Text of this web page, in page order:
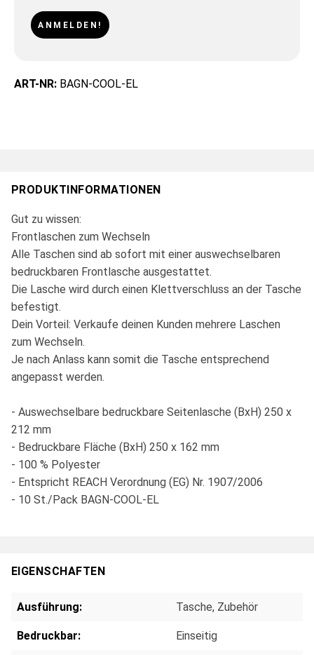
ANMELDEN!
ART-NR: BAGN-COOL-EL
PRODUKTINFORMATIONEN
Gut zu wissen:
Frontlaschen zum Wechseln
Alle Taschen sind ab sofort mit einer auswechselbaren
bedruckbaren Frontlasche ausgestattet.
Die Lasche wird durch einen Klettverschluss an der Tasche
befestigt.
Dein Vorteil: Verkaufe deinen Kunden mehrere Laschen
zum Wechseln.
Je nach Anlass kann somit die Tasche entsprechend
angepasst werden.
- Auswechselbare bedruckbare Seitenlasche (BxH) 250 x
212 mm
- Bedruckbare Fläche (BxH) 250 x 162 mm
- 100 % Polyester
- Entspricht REACH Verordnung (EG) Nr. 1907/2006
- 10 St./Pack BAGN-COOL-EL
EIGENSCHAFTEN
Ausführung: Tasche, Zubehör
Bedruckbar: Einseitig